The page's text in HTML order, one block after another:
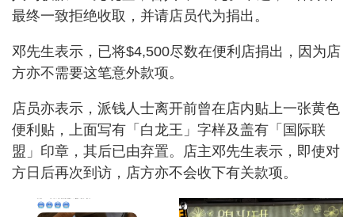
最终一致拒绝收取，并请店员代为捐出。
邓先生表示，已将$4,500尽数在便利店捐出，因为店
方亦不需要这笔意外款项。
店员亦表示，派钱人士离开前曾在店内贴上一张黄色
便利贴，上面写有「白龙王」字样及盖有「国际联
盟」印章，其后已由弃置。店主邓先生表示，即使对
方日后再次到访，店方亦不会收下有关款项。